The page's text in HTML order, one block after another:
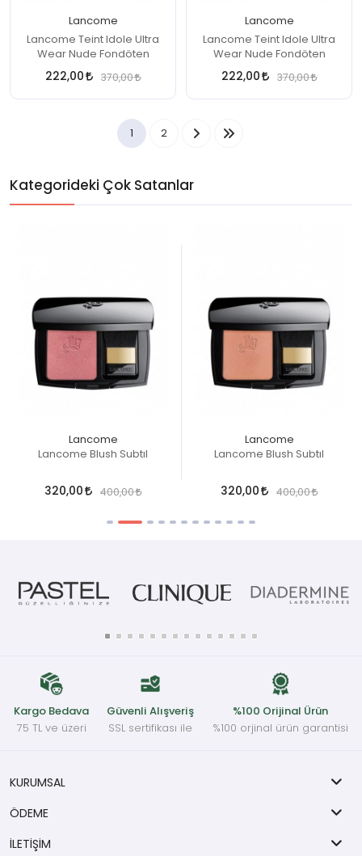
Lancome
Lancome Teint Idole Ultra
Wear Nude Fondöten
222,00 370,00
Lancome
Lancome Teint Idole Ultra
Wear Nude Fondöten
222,00 370,00
1 2
Kategorideki Çok Satanlar
Lancome
Lancome Blush Subtıl
320,00 400,00
Lancome
Lancome Blush Subtıl
320,00 400,00
Kargo Bedava
75 TL ve üzeri
Güvenli Alışveriş
SSL sertifikası ile
%100 Orijinal Ürün
%100 orjinal ürün garantisi
KURUMSAL
ÖDEME
İLETİŞİM